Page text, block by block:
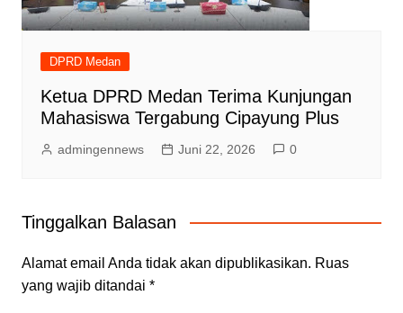
DPRD Medan
Ketua DPRD Medan Terima Kunjungan
Mahasiswa Tergabung Cipayung Plus
admingennews Juni 22, 2026 0
Tinggalkan Balasan
Alamat email Anda tidak akan dipublikasikan. Ruas
yang wajib ditandai *